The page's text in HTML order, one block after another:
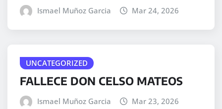
Ismael Muñoz Garcia Mar 24, 2026
UNCATEGORIZED
FALLECE DON CELSO MATEOS
Ismael Muñoz Garcia Mar 23, 2026